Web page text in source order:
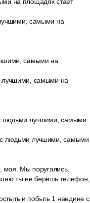
самыми на
самыми на
лучшими, самыми на
людьми лучшими, самыми
людьми лучшими, самыми
моя. Мы поругались.
ты не берёшь телефон,
и побыть 1 наедине с